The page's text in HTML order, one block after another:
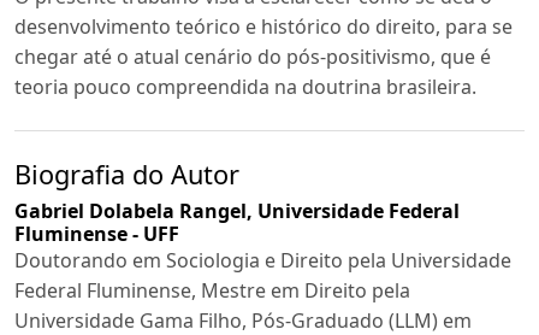
desenvolvimento teórico e histórico do direito, para se
chegar até o atual cenário do pós-positivismo, que é
teoria pouco compreendida na doutrina brasileira.
Biografia do Autor
Gabriel Dolabela Rangel, Universidade Federal
Fluminense - UFF
Doutorando em Sociologia e Direito pela Universidade
Federal Fluminense, Mestre em Direito pela
Universidade Gama Filho, Pós-Graduado (LLM) em